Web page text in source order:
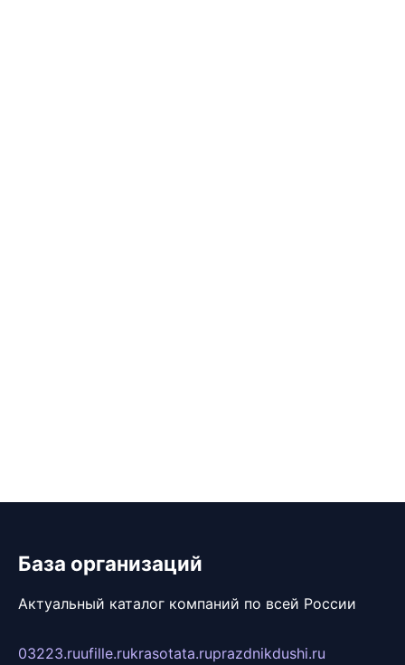
База организаций
Актуальный каталог компаний по всей России
03223.ruufille.rukrasotata.ruprazdnikdushi.ru